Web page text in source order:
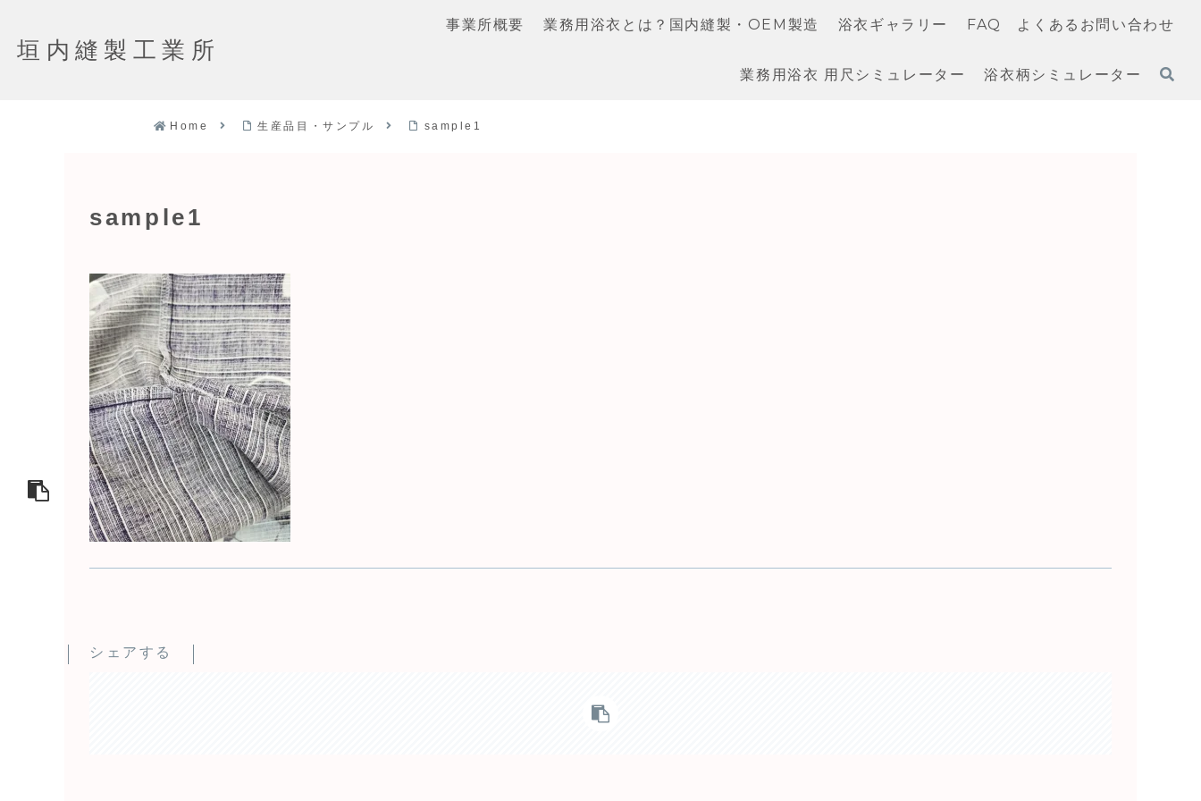
垣内縫製工業所
事業所概要 業務用浴衣とは？国内縫製・OEM製造 浴衣ギャラリー FAQ よくあるお問い合わせ
業務用浴衣 用尺シミュレーター 浴衣柄シミュレーター
Home 生産品目・サンプル sample1
sample1
シェアする